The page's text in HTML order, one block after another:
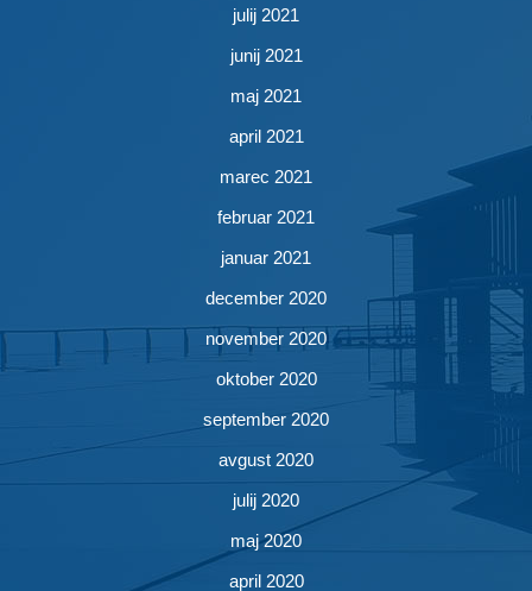
julij 2021
junij 2021
maj 2021
april 2021
marec 2021
februar 2021
januar 2021
december 2020
november 2020
oktober 2020
september 2020
avgust 2020
julij 2020
maj 2020
april 2020